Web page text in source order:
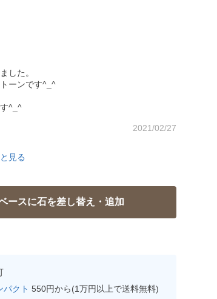
した。
ーンです^_^
^_^
2021/02/27
見る
パクト 550円から(1万円以上で送料無料)